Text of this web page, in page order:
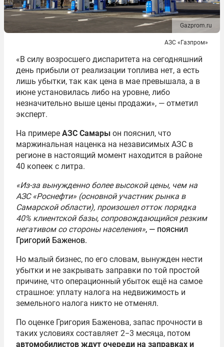
Gazprom.ru
АЗС «Газпром»
«В силу возросшего диспаритета на сегодняшний
день прибыли от реализации топлива нет, а есть
лишь убытки, так как цена в мае превышала, а в
июне установилась либо на уровне, либо
незначительно выше цены продажи», — отметил
эксперт.
На примере АЗС Самары он пояснил, что
маржинальная наценка на независимых АЗС в
регионе в настоящий момент находится в районе
40 копеек с литра.
«Из-за вынужденно более высокой цены, чем на
АЗС «Роснефти» (основной участник рынка в
Самарской области), произошел отток порядка
40% клиентской базы, сопровождающийся резким
негативом со стороны населения», — пояснил
Григорий Баженов.
Но малый бизнес, по его словам, вынужден нести
убытки и не закрывать заправки по той простой
причине, что операционный убыток ещё на самое
страшное: уплату налога на недвижимость и
земельного налога никто не отменял.
По оценке Григория Баженова, запас прочности в
таких условиях составляет 2−3 месяца, потом
автомобилистов ждут очереди на заправках и